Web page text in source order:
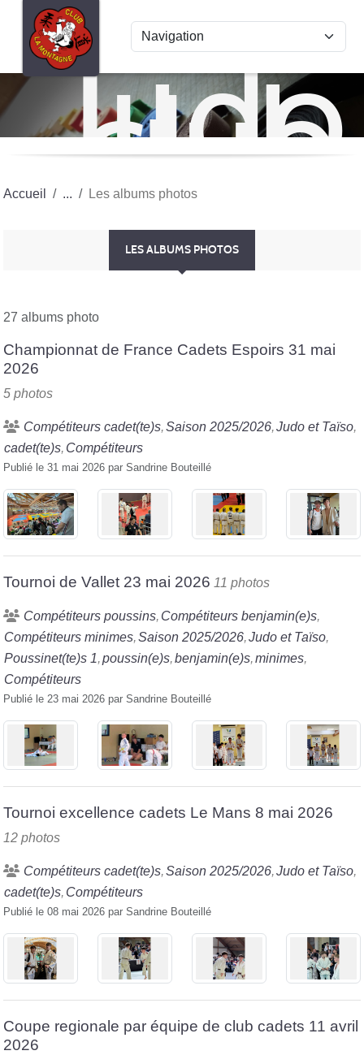
Judo
club
La
Accueil Les albums photos
LES ALBUMS PHOTOS
27 albums photo
Championnat de France Cadets Espoirs 31 mai
2026
5 photos
Compétiteurs cadet(te)s Saison 2025/2026 Judo et Taïso
cadet(te)s Compétiteurs
Publié le 31 mai 2026 par Sandrine Bouteillé
Tournoi de Vallet 23 mai 2026 11 photos
Compétiteurs poussins Compétiteurs benjamin(e)s
Compétiteurs minimes Saison 2025/2026 Judo et Taïso
Poussinet(te)s 1 poussin(e)s benjamin(e)s minimes
Compétiteurs
Publié le 23 mai 2026 par Sandrine Bouteillé
Tournoi excellence cadets Le Mans 8 mai 2026
12 photos
Compétiteurs cadet(te)s Saison 2025/2026 Judo et Taïso
cadet(te)s Compétiteurs
Publié le 08 mai 2026 par Sandrine Bouteillé
Coupe regionale par équipe de club cadets 11 avril
2026
Panneau de gestion des cookies